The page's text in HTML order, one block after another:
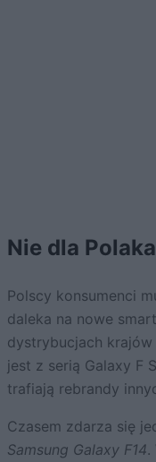
Nie dla Polaka
Polscy konsumenci
daleka na nowe
dystrybucjach
jest z serią Galaxy F
trafiają rebrandy
Czasem zdarza się
Samsung Galaxy F14.